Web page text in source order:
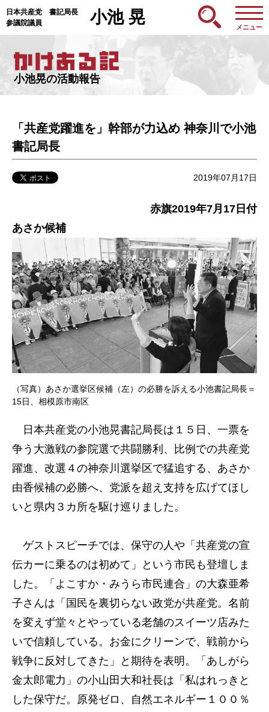
日本共産党 書記局長
参議院議員
小池 晃
メニュー
小池晃の活動報告
「共産党躍進を」幹部が力込め 神奈川で小池
書記局長
2019年07月17日
赤旗2019年7月17日付
あさか候補
（写真）あさか選挙区候補（左）の必勝を訴える小池書記局長＝
15日、相模原市南区
日本共産党の小池晃書記局長は１５日、一票を
争う大激戦の参院選で共闘勝利、比例での共産党
躍進、改選４の神奈川選挙区で猛追する、あさか
由香候補の必勝へ、党派を超え支持を広げてほし
いと県内３カ所を駆け巡りました。
ゲストスピーチでは、保守の人や「共産党の宣
伝カーに乗るのは初めて」という市民も登壇しま
した。「よこすか・みうら市民連合」の大森亜希
子さんは「国民を裏切らない政党が共産党。名前
を変えず堂々とやっている老舗のスイーツ店みた
いで信頼している。お金にクリーンで、戦前から
戦争に反対してきた」と期待を表明。「あしがら
金太郎電力」の小山田大和社長は「私はれっきと
した保守だ。原発ゼロ、自然エネルギー１００％